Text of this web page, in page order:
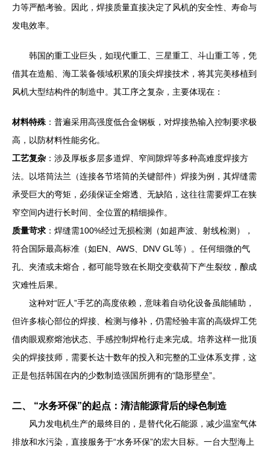
力等严酷考验。因此，焊接质量直接决定了风机的安全性、寿命与
发电效率。
韩国的重工业巨头，如现代重工、三星重工、斗山重工等，凭
借其在造船、海工装备领域积累的顶尖焊接技术，将其完美移植到
风机大型结构件的制造中。其工序之复杂，主要体现在：
材料特殊 ：普遍采用高强度低合金钢板，对焊接热输入控制要求极
高，以防材料性能劣化。
工艺复杂 ：涉及厚板多层多道焊、窄间隙焊等多种高难度焊接方
法。以塔筒法兰（连接各节塔筒的关键部件）焊接为例，其焊缝需
承受巨大的弯矩，必须保证全熔透、无缺陷，这往往需要焊工在狭
窄空间内进行长时间、全位置的精细操作。
质量苛求 ：焊缝需100%经过无损检测（如超声波、射线检测），
符合国际最高标准（如EN、AWS、DNV GL等）。任何细微的气
孔、夹渣或未熔合，都可能导致在长期交变载荷下产生裂纹，酿成
灾难性后果。
这种对“匠人”手艺的高度依赖，意味着自动化设备虽能辅助，
但许多核心部位的焊接、检测与修补，仍需经验丰富的高级焊工凭
借肉眼观察熔池状态、手感控制焊枪行走来完成。培养这样一批顶
尖的焊接技师，需要长达十数年的投入和完整的工业体系支撑，这
正是包括韩国在内的少数制造强国所拥有的“隐形壁垒”。
二、 “水务环保”的起点：清洁能源背后的绿色制造
风力发电机生产的最终目的，是替代化石能源，减少温室气体
排放和水污染，直接服务于“水务环保”的宏大目标。一台大型海上